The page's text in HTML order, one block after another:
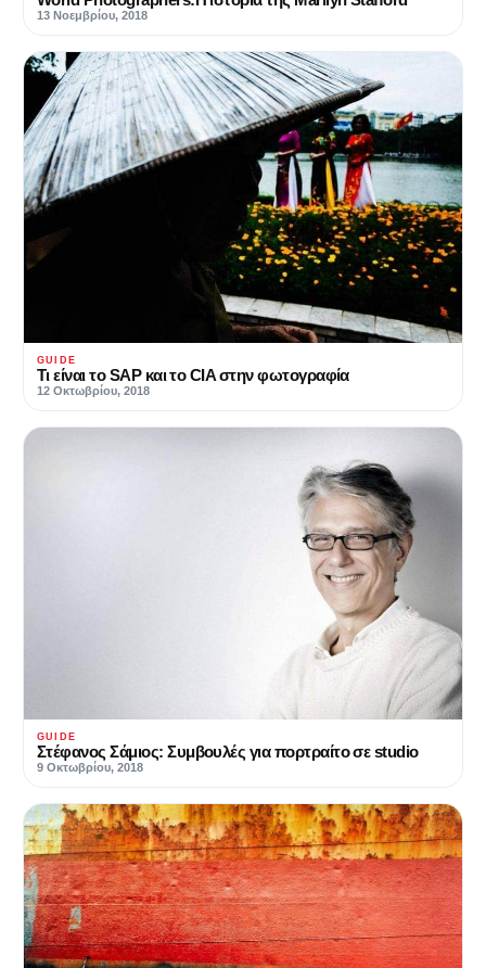
13 Νοεμβρίου, 2018
GUIDE
Τι είναι το SAP και το CIA στην φωτογραφία
12 Οκτωβρίου, 2018
GUIDE
Στέφανος Σάμιος: Συμβουλές για πορτραίτο σε studio
9 Οκτωβρίου, 2018